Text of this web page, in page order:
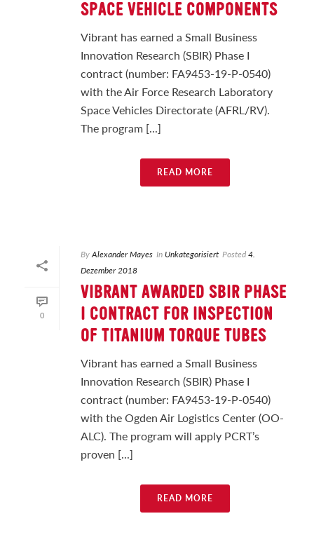
SPACE VEHICLE COMPONENTS
Vibrant has earned a Small Business
Innovation Research (SBIR) Phase I
contract (number: FA9453-19-P-0540)
with the Air Force Research Laboratory
Space Vehicles Directorate (AFRL/RV).
The program [...]
READ MORE
0
ByAlexander Mayes In Unkategorisiert Posted4.
Dezember 2018
VIBRANT AWARDED SBIR PHASE
I CONTRACT FOR INSPECTION
OF TITANIUM TORQUE TUBES
Vibrant has earned a Small Business
Innovation Research (SBIR) Phase I
contract (number: FA9453-19-P-0540)
with the Ogden Air Logistics Center (OO-
ALC). The program will apply PCRT’s
proven [...]
READ MORE